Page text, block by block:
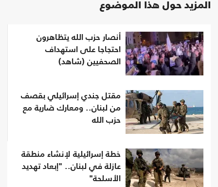
المزيد حول هذا الموضوع
أنصار حزب الله يتظاهرون
احتجاجا على استهداف
الصحفيين (شاهد)
مقتل جندي إسرائيلي بقصف
من لبنان.. ومعارك ضارية مع
حزب الله
خطة إسرائيلية لإنشاء منطقة
عازلة في لبنان.. "إبعاد تهديد
الأسلحة"